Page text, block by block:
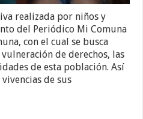
realizada por niños y
del Periódico Mi Comuna
con el cual se busca
de derechos, las
de esta población. Así
de sus